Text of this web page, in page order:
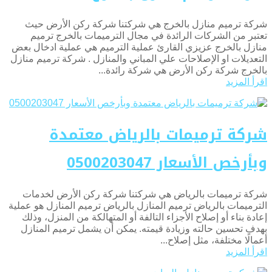
شركة ترميم منازل بالخرج هي شركتنا شركة ركن الأرض حيث
تعتبر من الشركات الرائدة في مجال الترميمات بالخرج ترميم
منازل بالخرج عزيزي القارئ عملية الترميم هي عملية ادخال بعض
التعديلات او الإصلاحات علي المباني والمنازل . شركة ترميم منازل
بالخرج شركة ركن الأرض هي شركة رائدة...
اقرأ المزيد
شركة ترميمات بالرياض معتمدة
وبأرخص الأسعار 0500203047
شركة ترميمات بالرياض هي شركتنا شركة ركن الأرض لخدمات
الترميمات بالرياض ترميم المنازل بالرياض ترميم المنازل هو عملية
إعادة بناء أو إصلاح الأجزاء التالفة أو المتهالكة من المنزل، وذلك
بهدف تحسين حالته وزيادة قيمته. يمكن أن يشمل ترميم المنازل
أعمالًا مختلفة، مثل إصلاح...
اقرأ المزيد